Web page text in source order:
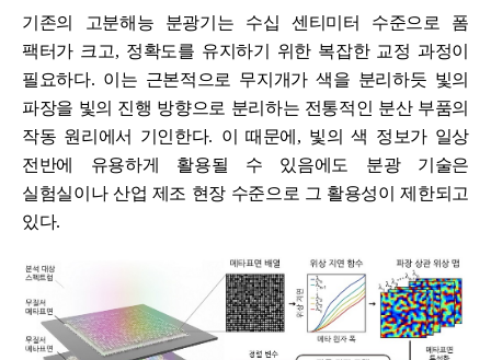
기존의 고분해능 분광기는 수십 센티미터 수준으로 폼
팩터가 크고, 정확도를 유지하기 위한 복잡한 교정 과정이
필요하다. 이는 근본적으로 무지개가 색을 분리하듯 빛의
파장을 빛의 진행 방향으로 분리하는 전통적인 분산 부품의
작동 원리에서 기인한다. 이 때문에 , 빛의 색 정보가 일상
전반에 유용하게 활용될 수 있음에도 분광 기술은
실험실이나 산업 제조 현장 수준으로 그 활용성이 제한되고
있다.